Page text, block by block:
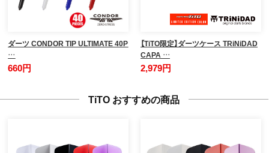
ダーツ CONDOR TIP ULTIMATE 40P
…
660円
【TiTO限定】ダーツケース TRiNiDAD
CAPA …
2,979円
TiTO おすすめの商品